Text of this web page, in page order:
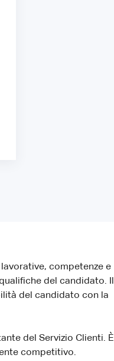
competenze e
del candidato. Il
del candidato con la
del Servizio Clienti. È
competitivo.